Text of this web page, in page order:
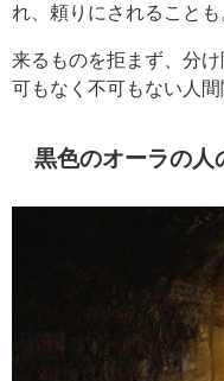
れ、頼りにされることも
来るものを拒まず、分
可もなく不可もない人間
黒色のオーラの人